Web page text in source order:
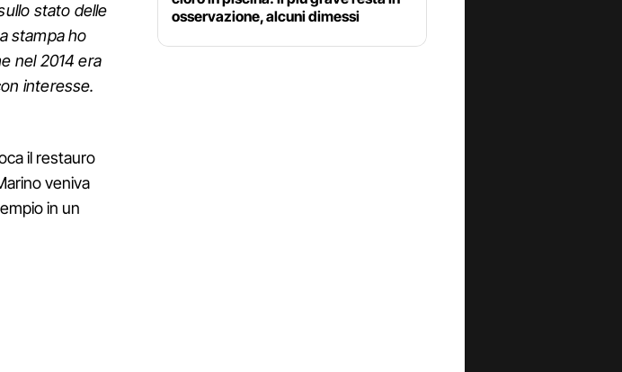
stato delle
stampa ho
nel 2014 era
interesse.
il restauro
veniva
in un
osservazione, alcuni dimessi